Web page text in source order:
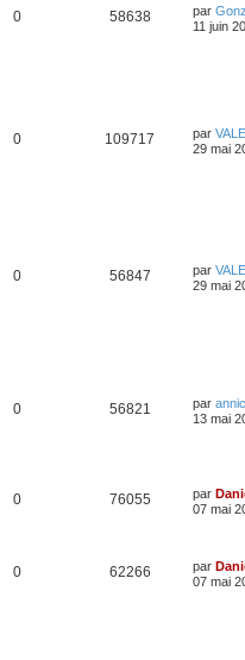
0 58638 par
11 juin
0 109717 par
29 mai
0 56847 par
29 mai
0 56821 par
13 mai
0 76055 par
07 mai
0 62266 par
07 mai